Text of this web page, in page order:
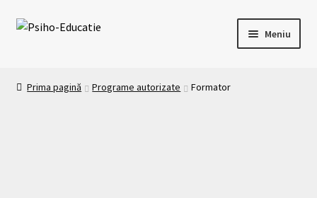
Meniu
Prima pagină Programe autorizate Formator